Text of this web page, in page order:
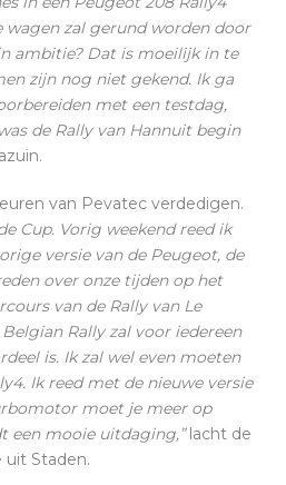
wagen zal gerund worden door
ambitie? Dat is moeilijk in te
zijn nog niet gekend. Ik ga
met een testdag,
de Rally van Hannuit begin
van Pevatec verdedigen.
Cup. Vorig weekend reed ik
versie van de Peugeot, de
over onze tijden op het
van de Rally van Le
Rally zal voor iedereen
is. Ik zal wel even moeten
Ik reed met de nieuwe versie
moet je meer op
een mooie uitdaging,”lacht de
uit Staden.